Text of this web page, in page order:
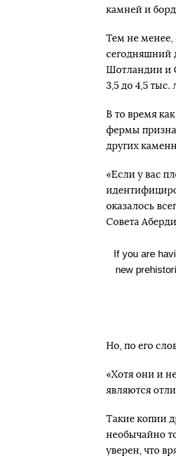
камней и
Тем не менее,
сегодняшний
Шотландии и
3,5 до 4,5 тыс.
В то время
фермы
других
«Если у вас
оказалось
Совета
If you are
new
Но, по его
«Хотя они и
являются
Такие копии
необычайно
уверен, что